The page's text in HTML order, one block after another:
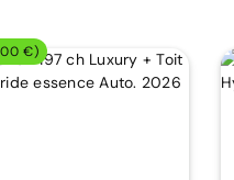
€)